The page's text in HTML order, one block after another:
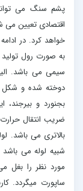
پشم سنگ می
اقتصادی تعیین می
خواهد کرد. در
به صورت رول
سیمی می باشد.
دوخته شده و شکل
بجنورد و بیرجند،
ضریب انتقال
بالاتری می باشد.
شبیه لوله می
مورد نظر را بغل
ساپورت میگردد.